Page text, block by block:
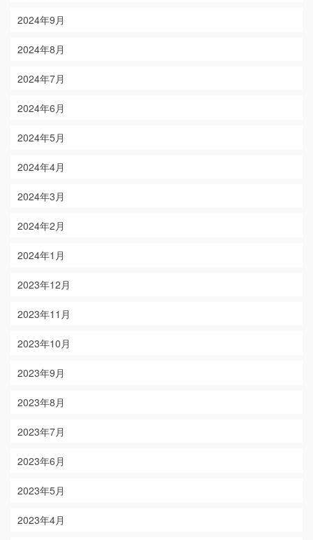
2024年9月
2024年8月
2024年7月
2024年6月
2024年5月
2024年4月
2024年3月
2024年2月
2024年1月
2023年12月
2023年11月
2023年10月
2023年9月
2023年8月
2023年7月
2023年6月
2023年5月
2023年4月